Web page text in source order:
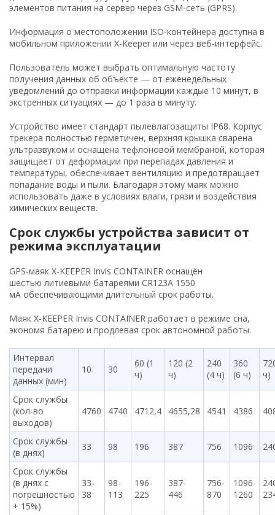
элементов питания на сервер через GSM-сеть (GPRS).
Информация о местоположении ISO-контейнера доступна в
мобильном приложении X-Keeper или через веб-интерфейс.
Пользователь может выбрать оптимальную частоту
получения данных об объекте — от еженедельных
уведомлений до отправки информации каждые 10 минут, в
экстренных ситуациях — до 1 раза в минуту.
Устройство имеет стандарт пылевлагозащиты IP68. Корпус
трекера полностью герметичен, верхняя крышка сварена
ультразвуком и оснащена тефлоновой мембраной, которая
защищает от деформации при перепадах давления и
температуры, обеспечивает вентиляцию и предотвращает
попадание воды и пыли. Благодаря этому маяк можно
использовать даже в условиях влаги, грязи и воздействия
химических веществ.
Срок службы устройства зависит от
режима эксплуатации
GPS-маяк X-KEEPER Invis CONTAINER оснащён
шестью литиевыми батареями CR123A 1550
мА обеспечивающими длительный срок работы.
Маяк X-KEEPER Invis CONTAINER работает в режиме сна,
экономя батарею и продлевая срок автономной работы.
Интервал
передачи
данных (мин)
10 30
60 (1
ч)
120 (2
ч)
240
(4 ч)
360
(6 ч)
ч)
Срок службы
(кол-во
выходов)
4760 4740 4712,4 4655,28 4541 4386
Срок службы
(в днях)
33 98 196 387 756 1096
Срок службы
(в днях с
погрешностью
+ 15%)
33-
38
98-
113
196-
225
387-
446
756-
870
1096-
1260